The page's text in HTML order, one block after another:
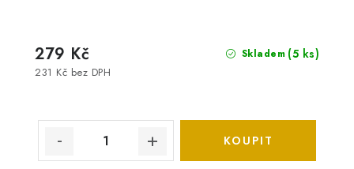
Skladem (5 ks)
231 Kč bez DPH
279 Kč